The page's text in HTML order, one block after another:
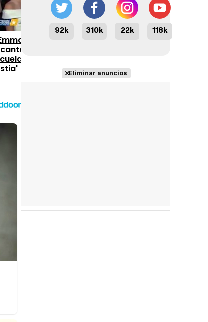
Watson le
hacer la
de 'La Bella y la
eCatfight: ¿A favor o en
la Bestia'?
92k 310k 22k 118k
Eliminar anuncios